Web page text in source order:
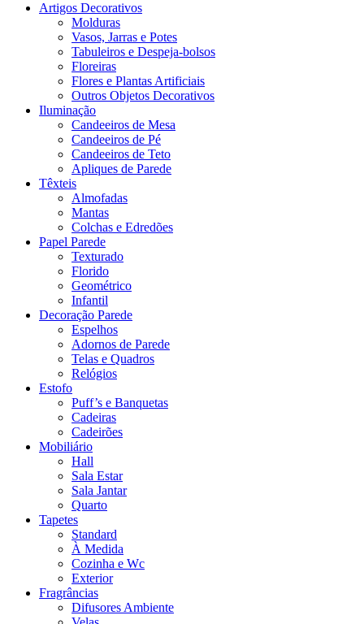
Artigos Decorativos
Molduras
Vasos, Jarras e Potes
Tabuleiros e Despeja-bolsos
Floreiras
Flores e Plantas Artificiais
Outros Objetos Decorativos
Iluminação
Candeeiros de Mesa
Candeeiros de Pé
Candeeiros de Teto
Apliques de Parede
Têxteis
Almofadas
Mantas
Colchas e Edredões
Papel Parede
Texturado
Florido
Geométrico
Infantil
Decoração Parede
Espelhos
Adornos de Parede
Telas e Quadros
Relógios
Estofo
Puff’s e Banquetas
Cadeiras
Cadeirões
Mobiliário
Hall
Sala Estar
Sala Jantar
Quarto
Tapetes
Standard
À Medida
Cozinha e Wc
Exterior
Fragrâncias
Difusores Ambiente